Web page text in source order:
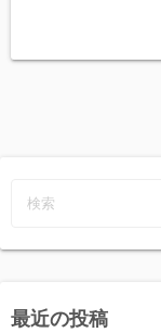
最近の投稿